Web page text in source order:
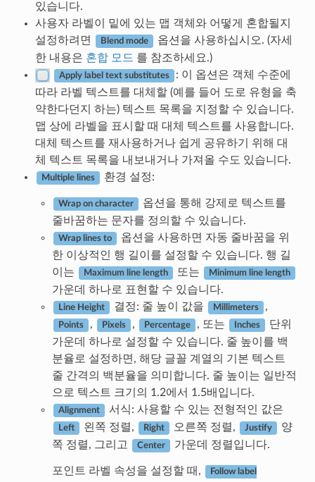
있습니다.
사용자 라벨이 밑에 있는 맵 객체와 어떻게 혼합될지
설정하려면
Blend mode
옵션을 사용하십시오. (자세
한 내용은 혼합 모드 를 참조하세요.)
Apply label text substitutes
: 이 옵션은 객체 수준에
따라 라벨 텍스트를 대체할 (예를 들어 도로 유형을 축
약한다던지 하는) 텍스트 목록을 지정할 수 있습니다.
맵 상에 라벨을 표시할 때 대체 텍스트를 사용합니다.
대체 텍스트를 재사용하거나 쉽게 공유하기 위해 대
체 텍스트 목록을 내보내거나 가져올 수도 있습니다.
Multiple lines 환경 설정:
Wrap on character
옵션을 통해 강제로 텍스트를
줄바꿈하는 문자를 정의할 수 있습니다.
Wrap lines to
옵션을 사용하면 자동 줄바꿈을 위
한 이상적인 행 길이를 설정할 수 있습니다. 행 길
이는
Maximum line length 또는 Minimum line length
가운데 하나로 표현할 수 있습니다.
Line Height 결정: 줄 높이 값을 Millimeters ,
Points , Pixels , Percentage , 또는 Inches
단위
가운데 하나로 설정할 수 있습니다. 줄 높이를 백
분율로 설정하면, 해당 글꼴 계열의 기본 텍스트
줄 간격의 백분율을 의미합니다. 줄 높이는 일반적
으로 텍스트 크기의 1.2에서 1.5배입니다.
Alignment 서식: 사용할 수 있는 전형적인 값은
Left 왼쪽 정렬, Right 오른쪽 정렬, Justify
양
쪽 정렬, 그리고
Center 가운데 정렬입니다.
포인트 라벨 속성을 설정할 때, Follow label